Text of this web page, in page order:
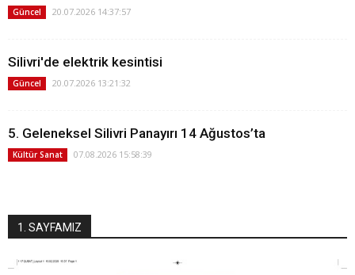
Güncel 20.07.2026 14:37:57
Silivri'de elektrik kesintisi
Güncel 20.07.2026 13:21:32
5. Geleneksel Silivri Panayırı 14 Ağustos’ta
Kültür Sanat 07.08.2026 15:58:39
1. SAYFAMIZ